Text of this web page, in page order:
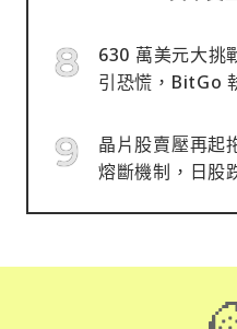
630 萬美元大挑
引恐慌，BitGo
晶片股賣壓再起
熔斷機制，日股